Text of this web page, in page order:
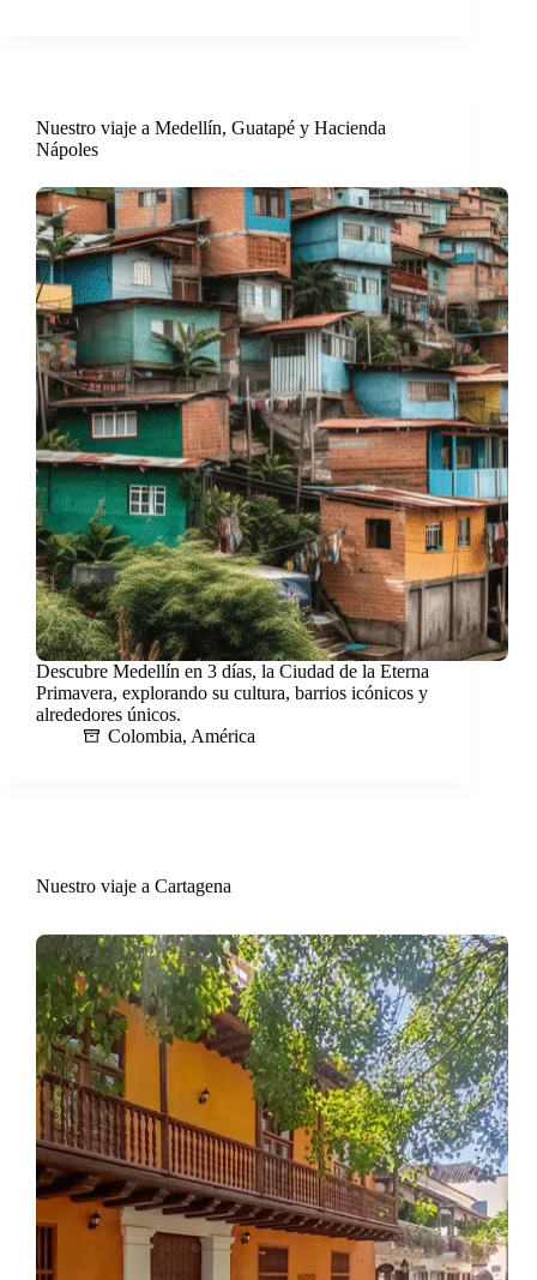
Nuestro viaje a Medellín, Guatapé y Hacienda
Nápoles
Descubre Medellín en 3 días, la Ciudad de la Eterna
Primavera, explorando su cultura, barrios icónicos y
alrededores únicos.
Colombia, América
Nuestro viaje a Cartagena